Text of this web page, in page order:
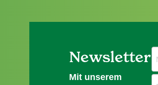
Newsletter
Mit unserem